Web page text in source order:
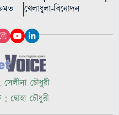
খেলাধুলা-বিনোদন
সেলীনা চৌধুরী
: দ্বোহা চৌধুরী